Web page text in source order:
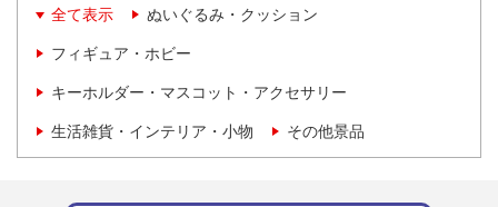
全て表示 ぬいぐるみ・クッション
フィギュア・ホビー
キーホルダー・マスコット・アクセサリー
生活雑貨・インテリア・小物 その他景品